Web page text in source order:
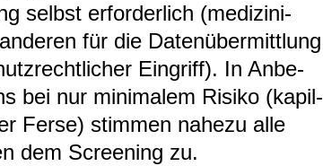
selbst erfor­der­lich (medi­zi­ni­
für die Daten­über­mitt­lung
Ein­griff). In Anbe­
bei nur mini­ma­lem Risiko (kapil­
Ferse) stim­men nahezu alle
dem Scree­ning zu.